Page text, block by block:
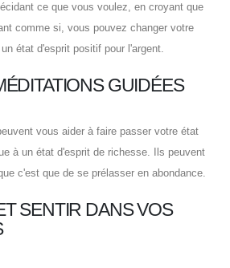
ce que vous voulez, en croyant que
comme si, vous pouvez changer votre
état d'esprit positif pour l'argent.
GUIDÉES
vous aider à faire passer votre état
à un état d'esprit de richesse. Ils peuvent
c'est que de se prélasser en abondance.
SENTIR DANS VOS